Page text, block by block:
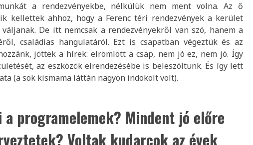
a rendezvényekbe, nélkülük nem ment volna. Az ő
kellettek ahhoz, hogy a Ferenc téri rendezvények a kerület
De itt nemcsak a rendezvényekről van szó, hanem a
családias hangulatáról. Ezt is csapatban végeztük és az
jöttek a hírek: elromlott a csap, nem jó ez, nem jó. Így
az eszközök elrendezésébe is beleszóltunk. És így lett
(a sok kismama láttán nagyon indokolt volt).
programelemek? Mindent jó előre
Voltak kudarcok az évek